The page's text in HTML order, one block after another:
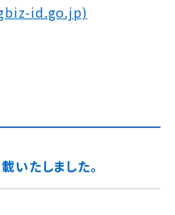
id.go.jp)
いたしました。